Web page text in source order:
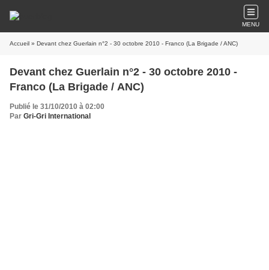
MENU
Accueil » Devant chez Guerlain n°2 - 30 octobre 2010 - Franco (La Brigade / ANC)
Devant chez Guerlain n°2 - 30 octobre 2010 -
Franco (La Brigade / ANC)
Publié le 31/10/2010 à 02:00
Par Gri-Gri International